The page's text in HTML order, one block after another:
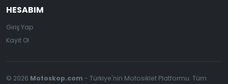
HESABIM
Giriş Yap
Kayıt Ol
© 2026 Motoskop.com - Türkiye'nin Motosiklet Platformu. Tüm